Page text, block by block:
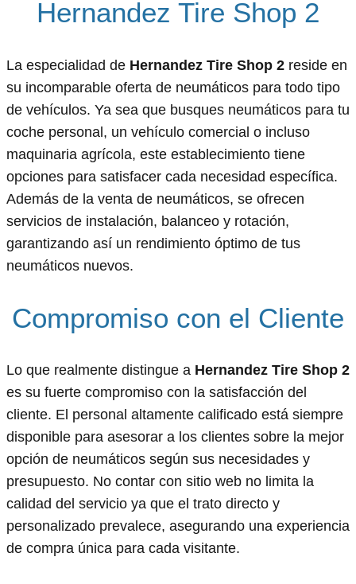
Hernandez Tire Shop 2
La especialidad de Hernandez Tire Shop 2 reside en
su incomparable oferta de neumáticos para todo tipo
de vehículos. Ya sea que busques neumáticos para tu
coche personal, un vehículo comercial o incluso
maquinaria agrícola, este establecimiento tiene
opciones para satisfacer cada necesidad específica.
Además de la venta de neumáticos, se ofrecen
servicios de instalación, balanceo y rotación,
garantizando así un rendimiento óptimo de tus
neumáticos nuevos.
Compromiso con el Cliente
Lo que realmente distingue a Hernandez Tire Shop 2
es su fuerte compromiso con la satisfacción del
cliente. El personal altamente calificado está siempre
disponible para asesorar a los clientes sobre la mejor
opción de neumáticos según sus necesidades y
presupuesto. No contar con sitio web no limita la
calidad del servicio ya que el trato directo y
personalizado prevalece, asegurando una experiencia
de compra única para cada visitante.